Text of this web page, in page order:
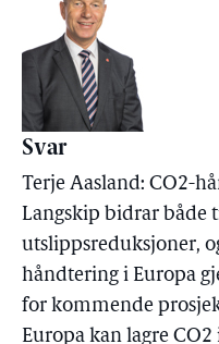
Svar
Terje Aasland: CO2-
Langskip bidrar både
utslippsreduksjoner,
håndtering i Europa
for kommende
Europa kan lagre